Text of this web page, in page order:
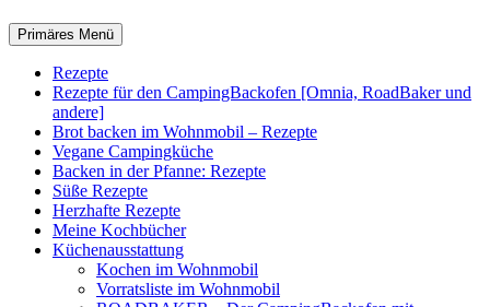
Suchen
Primäres Menü
Rezepte
Rezepte für den CampingBackofen [Omnia, RoadBaker und
andere]
Brot backen im Wohnmobil – Rezepte
Vegane Campingküche
Backen in der Pfanne: Rezepte
Süße Rezepte
Herzhafte Rezepte
Meine Kochbücher
Küchenausstattung
Kochen im Wohnmobil
Vorratsliste im Wohnmobil